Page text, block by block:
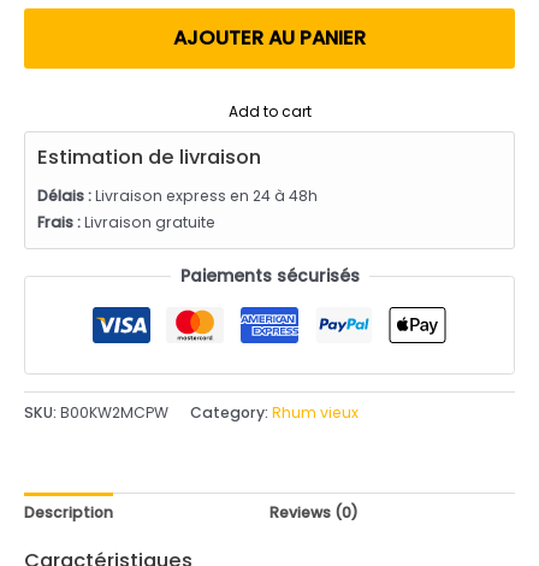
AJOUTER AU PANIER
Add to cart
Estimation de livraison
Délais :Livraison express en 24 à 48h
Frais :Livraison gratuite
Paiements sécurisés
SKU: B00KW2MCPW Category: Rhum vieux
Description Reviews (0)